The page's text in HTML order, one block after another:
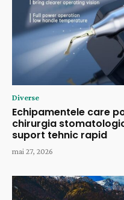
Diverse
Echipamentele care
chirurgia
suport tehnic rapid
mai 27, 2026